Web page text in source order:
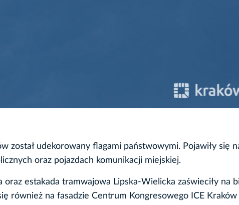
został udekorowany flagami państwowymi. Pojawiły się
oraz pojazdach komunikacji miejskiej.
estakada tramwajowa Lipska-Wielicka zaświeciły na
również na fasadzie Centrum Kongresowego ICE Kraków